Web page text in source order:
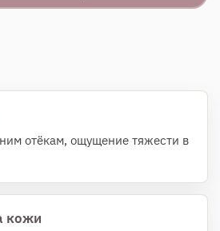
отёкам, ощущение тяжести в
кожи